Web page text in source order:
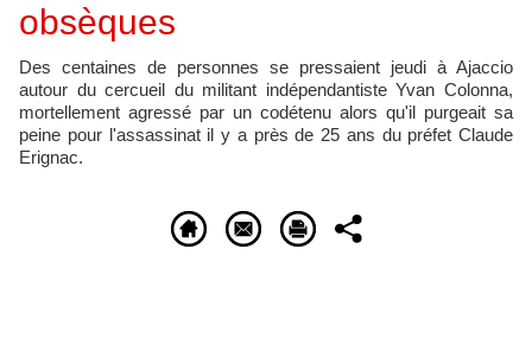
obsèques
Des centaines de personnes se pressaient jeudi à Ajaccio
autour du cercueil du militant indépendantiste Yvan Colonna,
mortellement agressé par un codétenu alors qu'il purgeait sa
peine pour l'assassinat il y a près de 25 ans du préfet Claude
Erignac.